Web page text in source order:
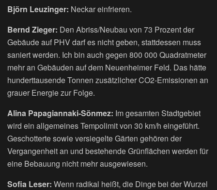
Björn Leuzinger: Neckar einfrieren.
Bernd Zieger: Den Abriss/Neubau von 73 Prozent der
Gebäude auf PHV darf es nicht geben, stattdessen muss
saniert werden. Ich bin auch gegen 800 000 Quadratmeter
mehr an Gebäuden auf dem Neuenheimer Feld. Das hätte
hunderttausende Tonnen zusätzlicher CO2-Emissionen an
grauer Energie zur Folge.
Alina Papagiannaki-Sönmez: Im gesamten Stadtgebiet
wird ein allgemeines Tempolimit von 30 km/h eingeführt.
Geschotterte sowie versiegelte Gärten gehören der
Vergangenheit an und bestehende Grünflächen werden für
eine Bebauung nicht mehr ausgewiesen.
Sofia Leser: Wenn radikal heißt, die Dinge bei der Wurzel